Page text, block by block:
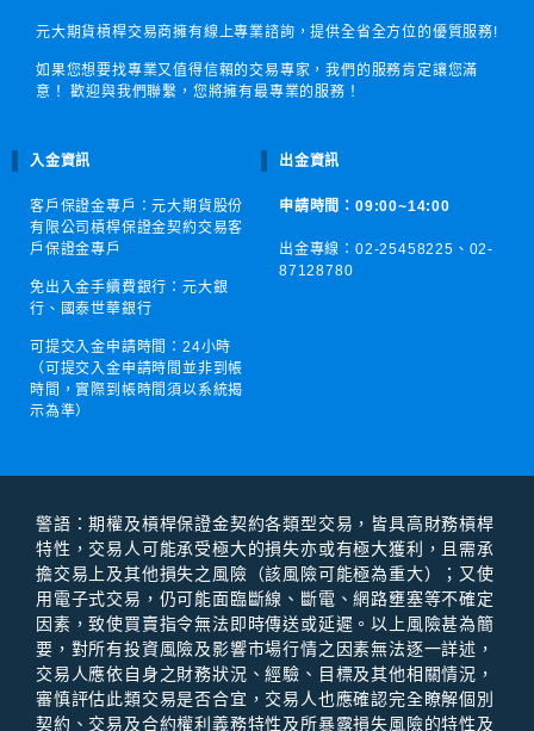
元大期貨槓桿交易商擁有線上專業諮詢，提供全省全方位的優質服務!
如果您想要找專業又值得信賴的交易專家，我們的服務肯定讓您滿
意！ 歡迎與我們聯繫，您將擁有最專業的服務！
入金資訊
客戶保證金專戶：元大期貨股份
有限公司槓桿保證金契約交易客
戶保證金專戶
免出入金手續費銀行：元大銀
行、國泰世華銀行
可提交入金申請時間：24小時
（可提交入金申請時間並非到帳
時間，實際到帳時間須以系統揭
示為準）
出金資訊
申請時間：09:00~14:00
出金專線：02-25458225、 02-
87128780
警語：期權及槓桿保證⾦契約各類型交易，皆具⾼財務槓桿
特性，交易⼈可能承受極⼤的損失亦或有極⼤獲利，且需承
擔交易上及其他損失之風險（該風險可能極為重⼤）；⼜使
⽤電⼦式交易，仍可能⾯臨斷線、斷電、網路壅塞等不確定
因素，致使買賣指令無法即時傳送或延遲。以上風險甚為簡
要，對所有投資風險及影響市場⾏情之因素無法逐⼀詳述，
交易⼈應依⾃⾝之財務狀況、經驗、⽬標及其他相關情況，
審慎評估此類交易是否合宜，交易⼈也應確認完全瞭解個別
契約、交易及合約權利義務特性及所暴露損失風險的特性及